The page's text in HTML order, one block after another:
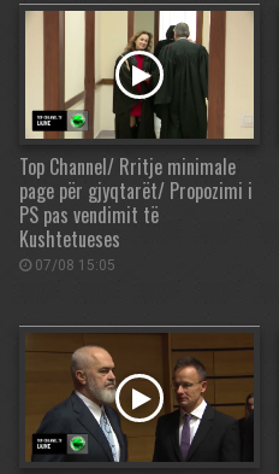
Top Channel/ Rritje minimale
page për gjyqtarët/ Propozimi i
PS pas vendimit të
Kushtetueses
07/08 15:05